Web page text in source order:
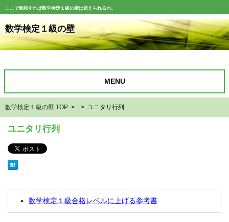
ここで勉強すれば数学検定１級の壁は超えられるか。
数学検定１級の壁
MENU
数学検定１級の壁 TOP > > ユニタリ行列
ユニタリ行列
数学検定１級合格レベルに上げる参考書